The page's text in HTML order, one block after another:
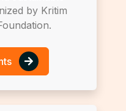
by Kritim